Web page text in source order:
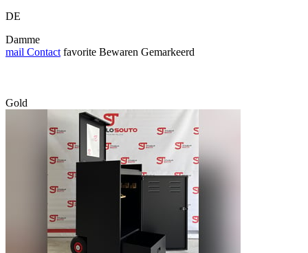
DE
Damme
mail Contact favorite Bewaren Gemarkeerd
Gold